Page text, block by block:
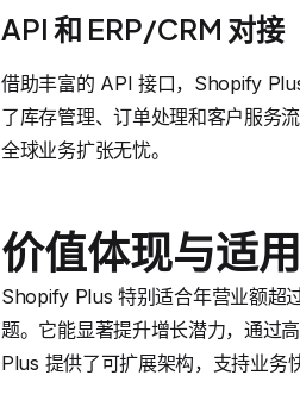
API 和 ERP/CRM 对接
借助丰富的 API 接口，Shopify
了库存管理、订单处理和客户服务
全球业务扩张无忧。
价值体现与适
Shopify Plus 特别适合年营业额超
题。它能显著提升增长潜力，通过
Plus 提供了可扩展架构，支持业务